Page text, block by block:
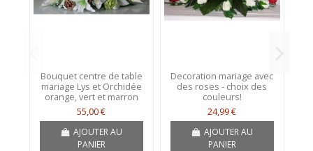
Bouquet centre de table
mariage Lys et Orchidée
orange, vert et marron
55,00 €
AJOUTER AU
PANIER
Decoration mariage avec
des roses - choix des
couleurs!
24,99 €
AJOUTER AU
PANIER